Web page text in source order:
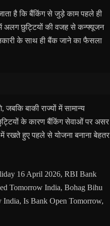
है कि बैंकिंग से जुड़े काम पहले ही
अलग छुट्टियों की वजह से कन्फ्यूजन
के साथ ही बैंक जाने का फैसला
बाकी राज्यों में सामान्य
के कारण बैंकिंग सेवाओं पर असर
रखते हुए पहले से योजना बनाना बेहतर
16 April 2026, RBI Bank
Tomorrow India, Bohag Bihu
Is Bank Open Tomorrow,